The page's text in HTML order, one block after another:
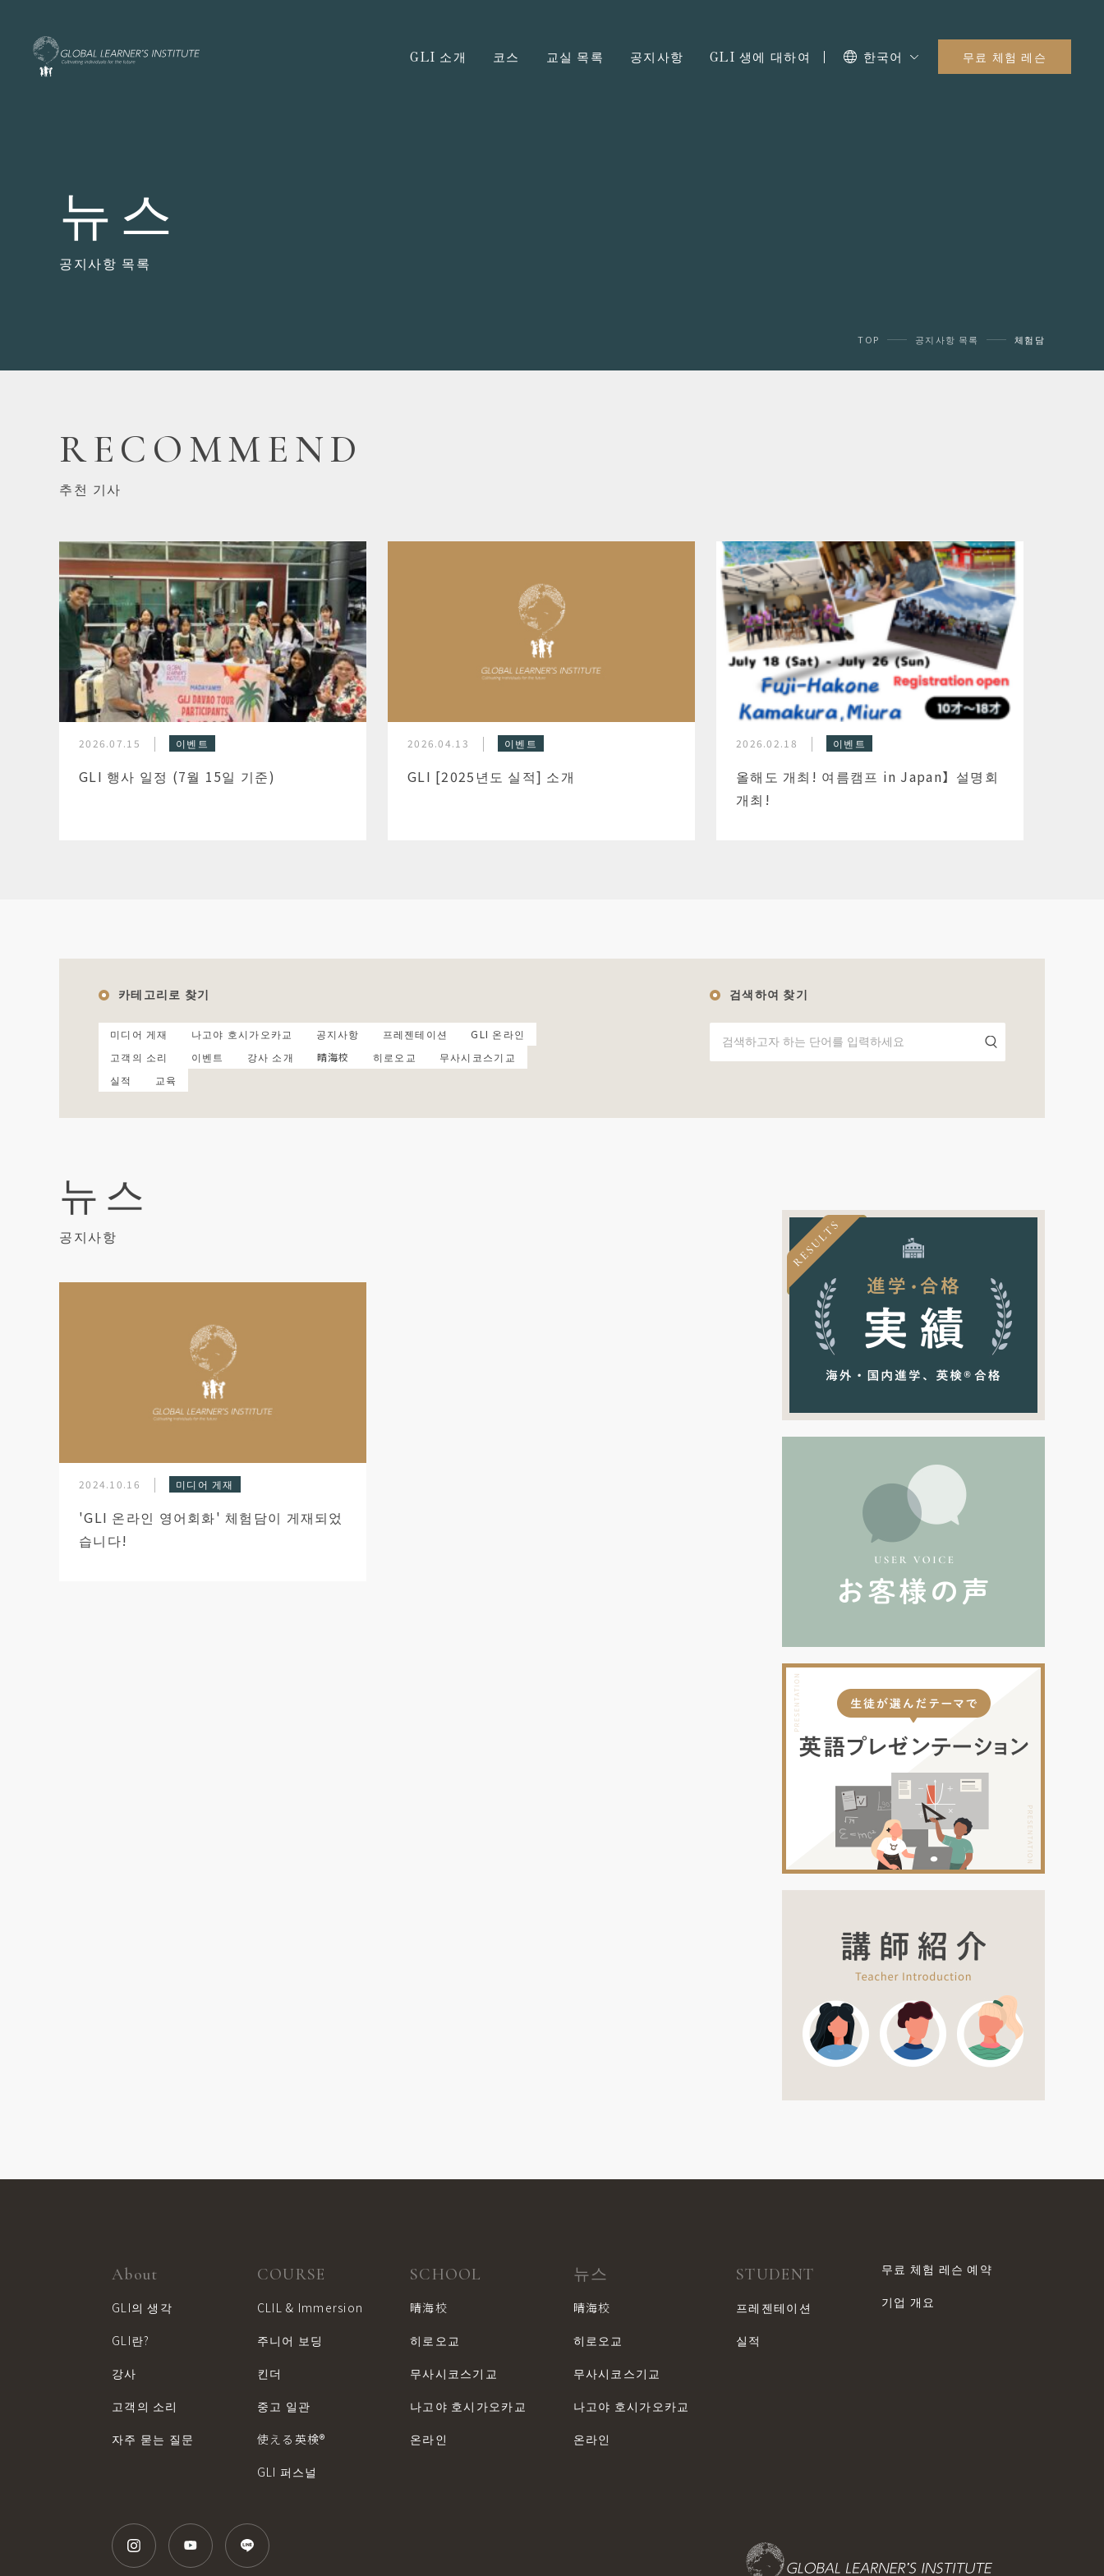
GLI 소개 코스 교실 목록 공지사항 GLI 생에 대하여 한국어 무료 체험 레슨
뉴스
공지사항 목록
TOP 공지사항 목록 체험담
RECOMMEND
추천 기사
2026.07.15 이벤트
GLI 행사 일정 (7월 15일 기준)
2026.04.13 이벤트
GLI [2025년도 실적] 소개
2026.02.18 이벤트
올해도 개최! 여름캠프 in Japan】설명회
개최!
카테고리로 찾기
미디어 게재 나고야 호시가오카교 공지사항 프레젠테이션
GLI 온라인
고객의 소리
이벤트 강사 소개 晴海校 히로오교
무사시코스기교
실적
교육
검색하여 찾기
뉴스
공지사항
2024.10.16 미디어 게재
'GLI 온라인 영어회화' 체험담이 게재되었
습니다!
About
GLI의 생각
GLI란?
강사
고객의 소리
자주 묻는 질문
COURSE
CLIL & Immersion
주니어 보딩
킨더
중고 일관
使える英検®︎
GLI 퍼스널
SCHOOL
晴海校
히로오교
무사시코스기교
나고야 호시가오카교
온라인
뉴스
晴海校
히로오교
무사시코스기교
나고야 호시가오카교
온라인
STUDENT
프레젠테이션
실적
무료 체험 레슨 예약
기업 개요